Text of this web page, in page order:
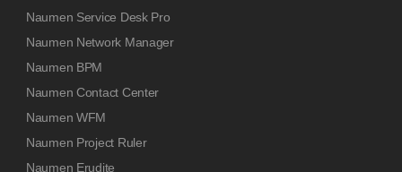
Naumen Service Desk Pro
Naumen Network Manager
Naumen BPM
Naumen Contact Center
Naumen WFM
Naumen Project Ruler
Naumen Erudite